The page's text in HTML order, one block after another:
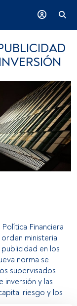
Financiera
ministerial
en los
norma se
supervisados
inversión y las
riesgo y los